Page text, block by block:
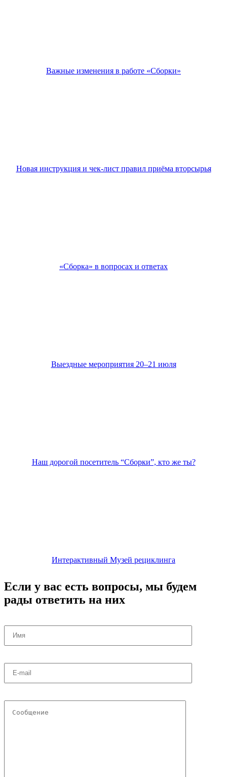
Важные изменения в работе «Сборки»
Новая инструкция и чек-лист правил приёма вторсырья
«Сборка» в вопросах и ответах
Выездные мероприятия 20–21 июля
Наш дорогой посетитель “Сборки”, кто же ты?
Интерактивный Музей рециклинга
Если у вас есть вопросы, мы будем
рады ответить на них